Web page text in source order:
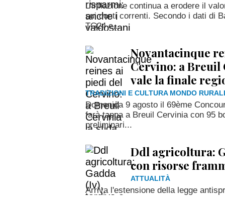
L'inflazione continua a erodere il
sui conti correnti. Secondo i dati di
TG24 e...
Novantacinque
Cervino: a Breuil
vale la finale
TRADIZIONI E CULTURA MONDO
Domenica 9 agosto il 69ème
farà tappa a Breuil Cervinia con 95
preliminari...
Ddl agricoltura:
con risorse
ATTUALITÀ
Arriva l'estensione della legge